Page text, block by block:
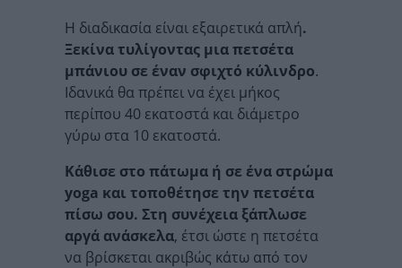
Η διαδικασία είναι εξαιρετικά απλή.
Ξεκίνα τυλίγοντας μια πετσέτα
μπάνιου σε έναν σφιχτό κύλινδρο.
Ιδανικά θα πρέπει να έχει μήκος
περίπου 40 εκατοστά και διάμετρο
γύρω στα 10 εκατοστά.
Κάθισε στο πάτωμα ή σε ένα στρώμα
yoga και τοποθέτησε την πετσέτα
πίσω σου. Στη συνέχεια ξάπλωσε
αργά ανάσκελα, έτσι ώστε η πετσέτα
να βρίσκεται ακριβώς κάτω από τον